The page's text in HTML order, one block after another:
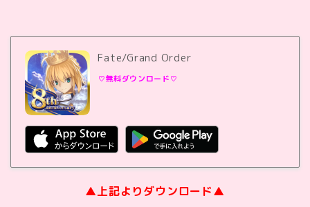
Fate/Grand Order
♡無料ダウンロード♡
▲上記よりダウンロード▲